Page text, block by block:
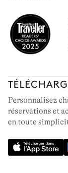
Personnalisez
réservations et
en toute